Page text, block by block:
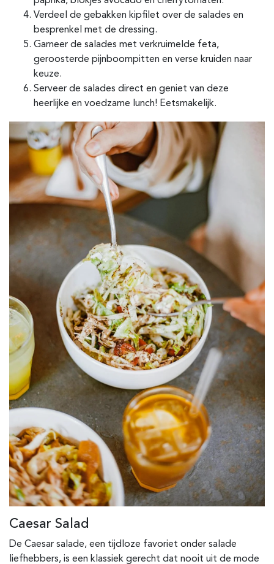
Verdeel de gebakken kipfilet over de salades en
besprenkel met de dressing.
Garneer de salades met verkruimelde feta,
geroosterde pijnboompitten en verse kruiden naar
keuze.
Serveer de salades direct en geniet van deze
heerlijke en voedzame lunch! Eetsmakelijk.
Caesar Salad
De Caesar salade, een tijdloze favoriet onder salade
liefhebbers, is een klassiek gerecht dat nooit uit de mode